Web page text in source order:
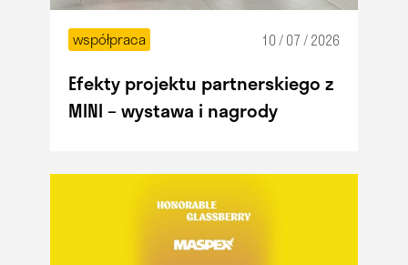
współpraca 10 / 07 / 2026
Efekty projektu partnerskiego z
MINI – wystawa i nagrody